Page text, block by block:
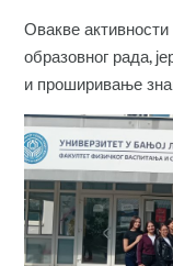
Овакве
образовног рада,
и проширивање